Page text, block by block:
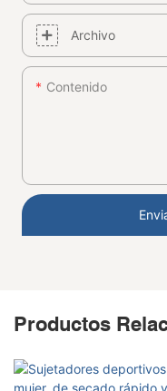
Archivo
Contenido
Productos